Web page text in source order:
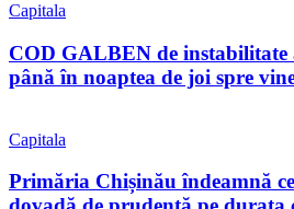
Capitala
COD GALBEN de instabilitate
până în noaptea de joi spre
Capitala
Primăria Chișinău îndeamnă